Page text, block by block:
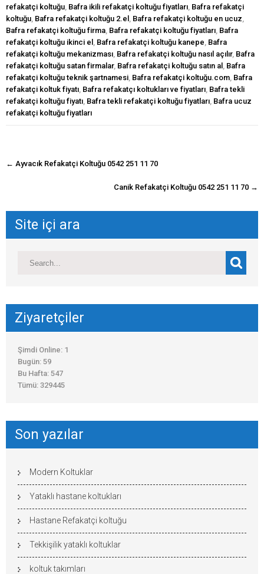
refakatçi koltuğu Bafra ikili refakatçi koltuğu fiyatları Bafra refakatçi
koltuğu Bafra refakatçi koltuğu 2.el Bafra refakatçi koltuğu en ucuz
Bafra refakatçi koltuğu firma Bafra refakatçi koltuğu fiyatları Bafra
refakatçi koltuğu ikinci el
Bafra refakatçi koltuğu kanepe Bafra
refakatçi koltuğu mekanizması Bafra refakatçi koltuğu nasıl açılır, Bafra
refakatçi koltuğu satan firmalar, Bafra refakatçi koltuğu satın al
Bafra
refakatçi koltuğu teknik şartnamesi Bafra refakatçi koltuğu.com Bafra
refakatçi koltuk fiyatı Bafra refakatçı koltukları ve fiyatları Bafra tekli
refakatçi koltuğu fiyatı Bafra tekli refakatçi koltuğu fiyatları Bafra ucuz
refakatçi koltuğu fiyatları
navigasyon
← Ayvacık Refakatçi Koltuğu 0542 251 11 70
Canik Refakatçi Koltuğu 0542 251 11 70 →
Site içi ara
Ziyaretçiler
Şimdi Online: 1
Bugün: 59
Bu Hafta: 547
Tümü: 329445
Son yazılar
Modern Koltuklar
Yataklı hastane koltukları
Hastane Refakatçi koltuğu
Tekkişilik yataklı koltuklar
koltuk takımları